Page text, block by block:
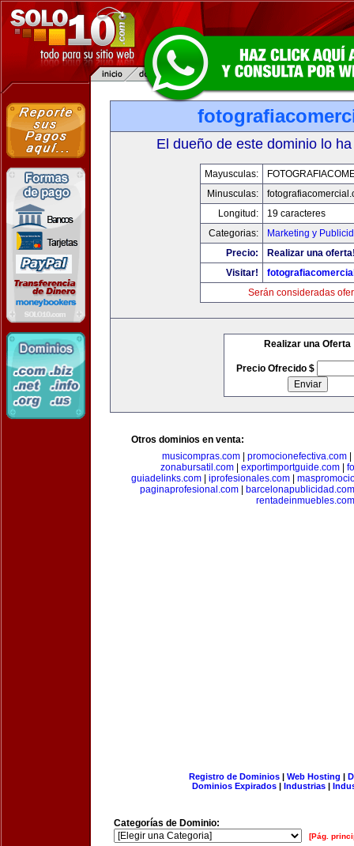
El dueño de este dominio lo
Mayusculas:
Minusculas:
Longitud:
19 caracteres
Categorias:
Marketing y
Precio:
Realizar una
Visitar!
Serán consideradas
Realizar una Oferta
Precio Ofrecido $
Otros dominios en venta:
musicompras.com
promocionefectiva.com
zonabursatil.com
exportimportguide.com
guiadelinks.com
iprofesionales.com
paginaprofesional.com|
barcelonapublicidad.com
rentadeinmuebles.com
Registro de Dominios| Web Hosting |
Dominios Expirados | Industrias |
Categorías de Dominio:
[Pág.